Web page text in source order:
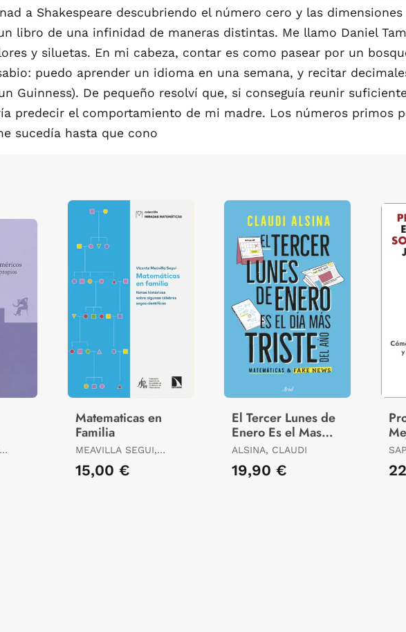
a Shakespeare descubriendo el número cero y las dimensiones
libro de una infinidad de maneras distintas. Me llamo Daniel
y siluetas. En mi cabeza, contar es como pasear por un
puedo aprender un idioma en una semana, y recitar
Guinness). De pequeño resolví que, si conseguía reunir
predecir el comportamiento de mi madre. Los números primos
sucedía hasta que cono
Matematicas en
Familia
MEAVILLA SEGUI,
15,00 €
El Tercer Lunes de
Enero Es el Mas
Triste del Año
ALSINA, CLAUDI
19,90 €